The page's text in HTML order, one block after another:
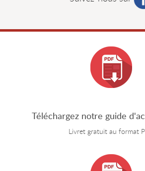
Téléchargez notre guide
Livret gratuit au format